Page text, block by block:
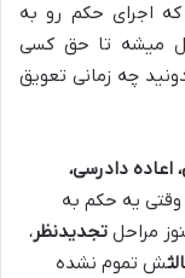
اجرای حکم رو به
میشه تا حق کسی
چه زمانی تعویق
اعاده دادرسی،
وقتی یه حکم به
مراحل تجدیدنظر،
ش تموم نشده